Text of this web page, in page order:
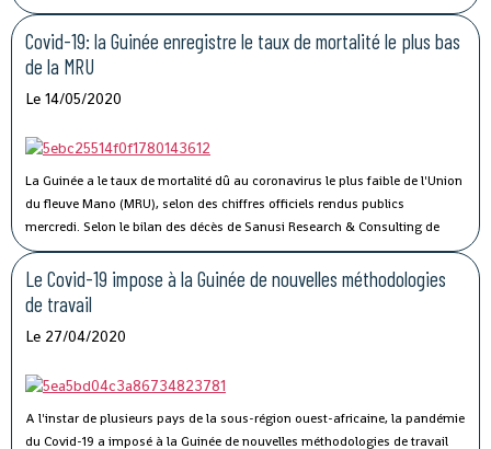
port sec de Kagbelen, permettra « l’amélioration des performances et la
compétitivité du Port Autonome de Conakry ».« Le développement du port
sec de Kagbelen répond au double défi de la gestion optimale des espaces
livraison des véhicules. En complément des nouveaux portiques de parc
permettra l’amélioration des performances et la compétitivité du Port
Autonome de Conakry, », a déclaré Madame Traoré Tahirou Barry,
Directrice générale de Conakry Terminal.
Covid-19: la Guinée enregistre le taux de mortalité le plus bas
de la MRU
Le 14/05/2020
La Guinée a le taux de mortalité dû au coronavirus le plus faible de l'Union
du fleuve Mano (MRU), selon des chiffres officiels rendus publics
mercredi. Selon le bilan des décès de Sanusi Research & Consulting de
l’Union, qui regroupe la Côte d’Ivoire, la Guinée, le Libéria et la Sierra Leone,
73 personnes ont succombé au Covid-19.
Le Covid-19 impose à la Guinée de nouvelles méthodologies
de travail
Le 27/04/2020
A l'instar de plusieurs pays de la sous-région ouest-africaine, la pandémie
du Covid-19 a imposé à la Guinée de nouvelles méthodologies de travail